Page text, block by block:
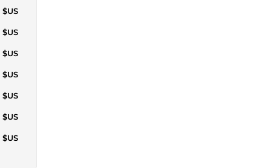
$US
$US
$US
$US
$US